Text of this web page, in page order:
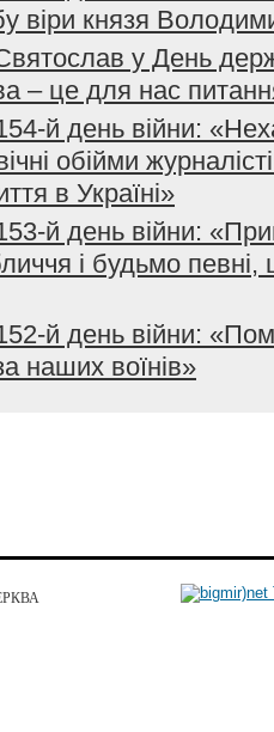
віри князя
у День
– це для нас
й день війни:
обійми
в Україні»
й день війни:
і будьмо певні,
й день війни:
наших воїнів»